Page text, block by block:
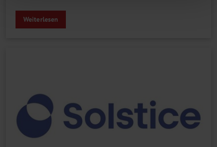
Weiterlesen